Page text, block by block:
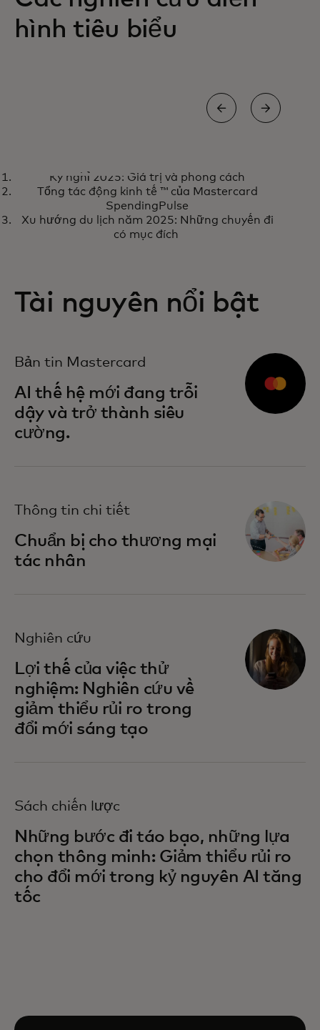
hình tiêu biểu
tiền trinh đã mở khóa mối
quan hệ đối tác đổi mới mạnh
mẽ với các phòng thí nghiệm
kỹ thuật số
Tìm hiểu thêm
Kỳ nghỉ 2025: Giá trị và phong cách
Tổng tác động kinh tế ™ của Mastercard
SpendingPulse
Xu hướng du lịch năm 2025: Những chuyến đi
có mục đích
Tài nguyên nổi bật
Bản tin Mastercard
AI thế hệ mới đang trỗi
dậy và trở thành siêu
cường.
opens in a new tab
Thông tin chi tiết
Chuẩn bị cho thương mại
tác nhân
Nghiên cứu
Lợi thế của việc thử
nghiệm: Nghiên cứu về
giảm thiểu rủi ro trong
đổi mới sáng tạo
Sách chiến lược
Những bước đi táo bạo, những lựa
chọn thông minh: Giảm thiểu rủi ro
cho đổi mới trong kỷ nguyên AI tăng
tốc